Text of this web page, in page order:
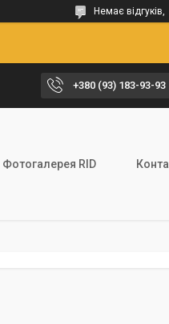
Немає відгуків,
+380 (93) 183-93-93
Фотогалерея RID